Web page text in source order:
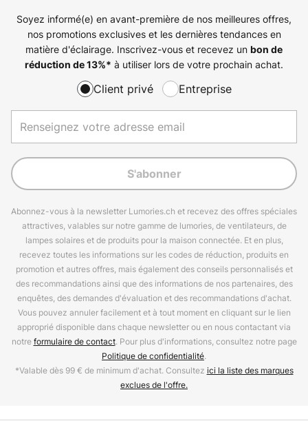
Soyez informé(e) en avant-première de nos meilleures offres,
nos promotions exclusives et les dernières tendances en
matière d'éclairage. Inscrivez-vous et recevez un bon de
réduction de13%* à utiliser lors de votre prochain achat.
Client privé Entreprise
S'abonner
Abonnez-vous à la newsletter Lumories.ch et recevez des offres spéciales
attractives, valables sur notre gamme de lumories, de ventilateurs, de
lampes solaires et de produits pour la maison connectée. Et en plus,
recevez toutes les informations sur les codes de réduction, produits en
promotion et autres offres, mais également des conseils personnalisés et
des recommandations ainsi que des informations de nos partenaires, des
enquêtes, des demandes d'évaluation et des recommandations d'achat.
Vous pouvez annuler facilement et à tout moment en cliquant sur le lien
approprié disponible dans chaque newsletter ou en nous contactant via
notreformulaire de contact. Pour plus d'informations, consultez notre page
Politique de confidentialité.
*Valable dès 99 € de minimum d'achat. Consultez ici la liste des marques
exclues de l'offre.